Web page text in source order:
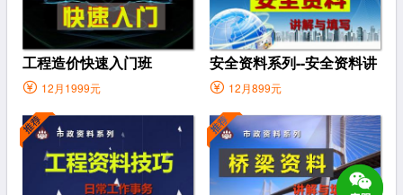
工程造价快速入门班
12月1999元
安全资料系列--安全资料讲
解 与填写
12月899元